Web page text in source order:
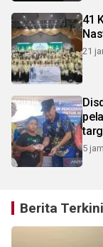
41
21
5
Berita Terkini